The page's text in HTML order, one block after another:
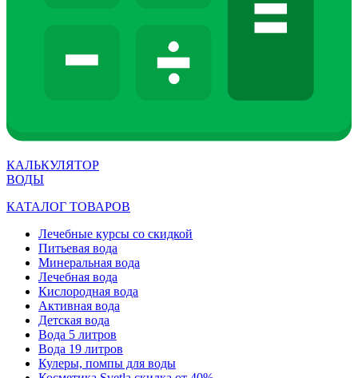
КАЛЬКУЛЯТОР
ВОДЫ
КАТАЛОГ ТОВАРОВ
Лечебные курсы со скидкой
Питьевая вода
Минеральная вода
Лечебная вода
Кислородная вода
Активная вода
Детская вода
Вода 5 литров
Вода 19 литров
Кулеры, помпы для воды